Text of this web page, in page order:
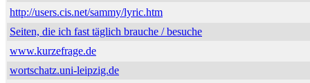
http://users.cis.net/sammy/lyric.htm
Seiten, die ich fast täglich brauche / besuche
www.kurzefrage.de
wortschatz.uni-leipzig.de